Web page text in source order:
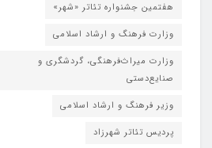
هفتمین جشنواره تئاتر «شهر»
وزارت فرهنگ و ارشاد اسلامی
وزارت میراث‌فرهنگی، گردشگری و
صنایع‌دستی
وزیر فرهنگ و ارشاد اسلامی
پردیس تئاتر شهرزاد